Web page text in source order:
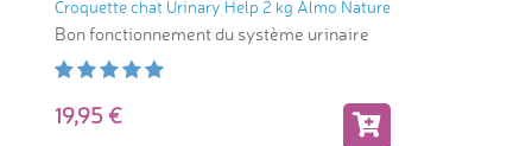
Croquette chat Urinary Help 2 kg Almo Nature
Bon fonctionnement du système urinaire
19,95